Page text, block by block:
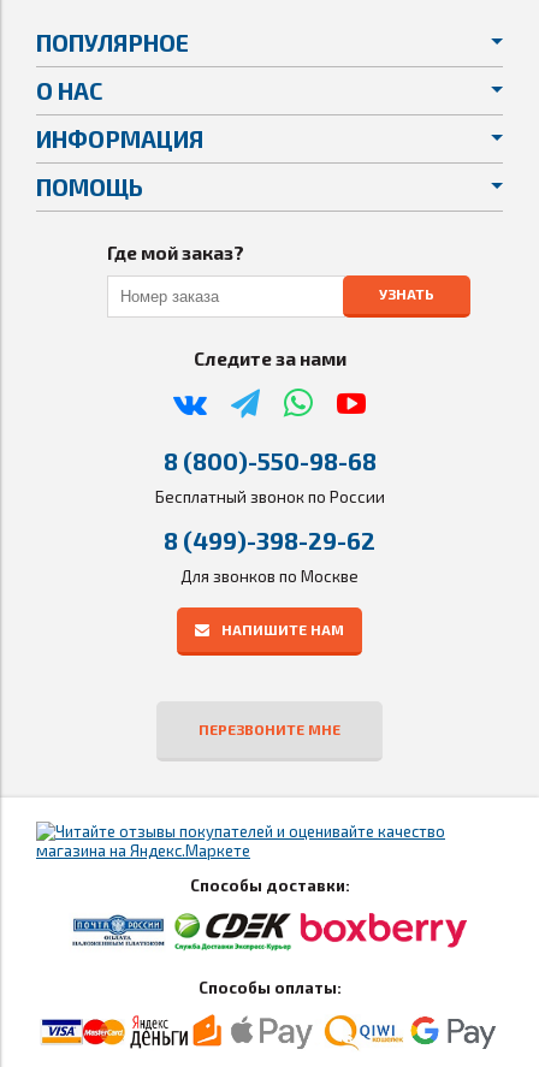
ПОПУЛЯРНОЕ
О НАС
ИНФОРМАЦИЯ
ПОМОЩЬ
Где мой заказ?
УЗНАТЬ
Следите за нами
8 (800)-550-98-68
Бесплатный звонок по России
8 (499)-398-29-62
Для звонков по Москве
НАПИШИТЕ НАМ
ПЕРЕЗВОНИТЕ МНЕ
Способы доставки:
Способы оплаты: